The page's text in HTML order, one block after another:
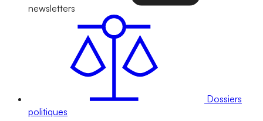
newsletters
Dossiers
politiques